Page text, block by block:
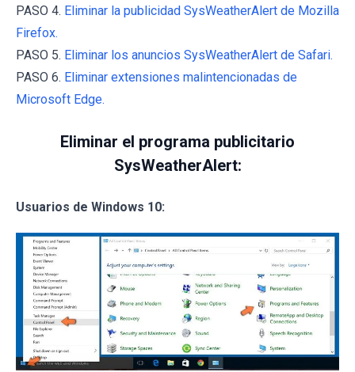
PASO 4. Eliminar la publicidad SysWeatherAlert de Mozilla
Firefox.
PASO 5. Eliminar los anuncios SysWeatherAlert de Safari.
PASO 6. Eliminar extensiones malintencionadas de
Microsoft Edge.
Eliminar el programa publicitario
SysWeatherAlert:
Usuarios de Windows 10: